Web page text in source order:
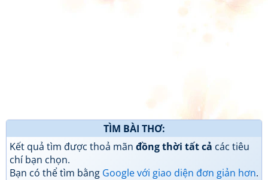
TÌM BÀI THƠ:
Kết quả tìm được thoả mãn đồng thời tất cả các tiêu
chí bạn chọn.
Bạn có thể tìm bằng Google với giao diện đơn giản hơn.